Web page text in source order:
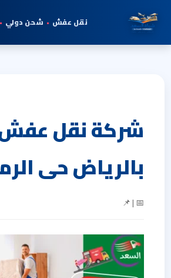
نقل عفش • شحن دولي •
شركة نقل
بالرياض حى
📅 | 📌